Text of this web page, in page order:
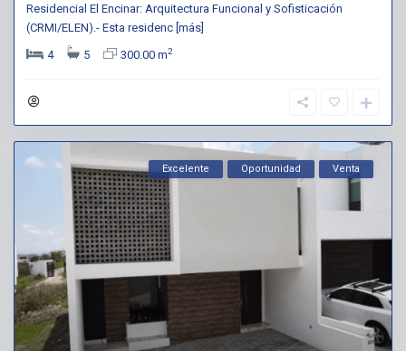
Residencial El Encinar: Arquitectura Funcional y Sofisticación
(CRMI/ELEN).- Esta residenc [más]
4
5 300.00 m2
Excelente Oportunidad Venta